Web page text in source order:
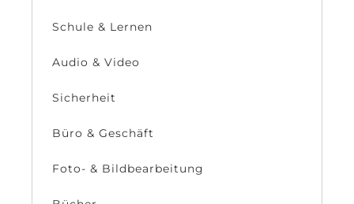
Schule & Lernen
Audio & Video
Sicherheit
Büro & Geschäft
Foto- & Bildbearbeitung